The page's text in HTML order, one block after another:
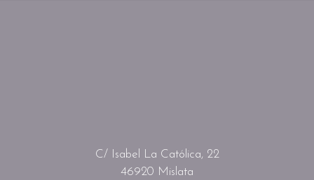
C/ Isabel La Católica, 22
46920 Mislata